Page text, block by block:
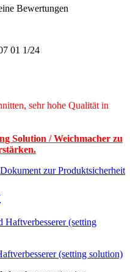
Bewertungen
01 1/24
sehr hohe Qualität in
Solution / Weichmacher zu
Dokument zur Produktsicherheit
(setting solution)